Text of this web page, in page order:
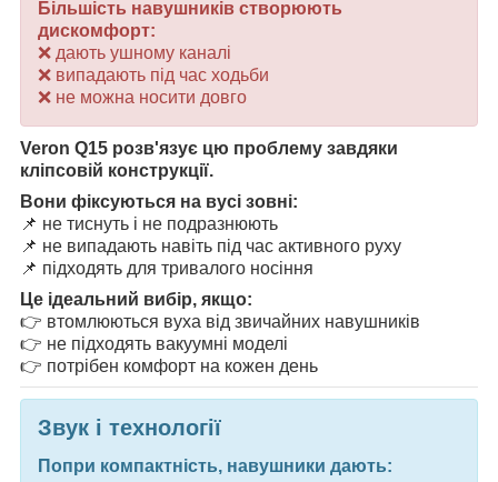
Більшість навушників створюють
дискомфорт:
❌ дають ушному каналі
❌ випадають під час ходьби
❌ не можна носити довго
Veron Q15 розв'язує цю проблему завдяки
кліпсовій конструкції.
Вони фіксуються на вусі зовні:
📌 не тиснуть і не подразнюють
📌 не випадають навіть під час активного руху
📌 підходять для тривалого носіння
Це ідеальний вибір, якщо:
👉 втомлюються вуха від звичайних навушників
👉 не підходять вакуумні моделі
👉 потрібен комфорт на кожен день
Звук і технології
Попри компактність, навушники дають: